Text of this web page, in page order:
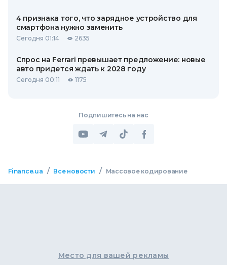
4 признака того, что зарядное устройство для
смартфона нужно заменить
Сегодня 01:14 2635
Спрос на Ferrari превышает предложение: новые
авто придется ждать к 2028 году
Сегодня 00:11 1175
Подпишитесь на нас
Finance.ua / Все новости / Массовое кодирование
Место для вашей рекламы